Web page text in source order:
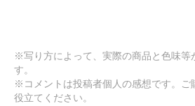
※写り方によって、実際の商品と色味等
す。
※コメントは投稿者個人の感想です。ご
役立てください。